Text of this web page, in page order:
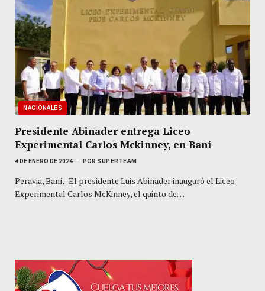
NACIONALES
Presidente Abinader entrega Liceo
Experimental Carlos Mckinney, en Baní
4 DE ENERO DE 2024 POR SUPERTEAM
Peravia, Baní.- El presidente Luis Abinader inauguró el Liceo
Experimental Carlos McKinney, el quinto de…